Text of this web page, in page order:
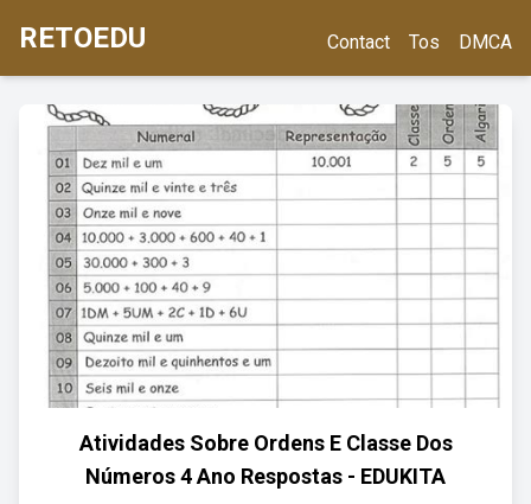
RETOEDU Contact Tos DMCA
Atividades Sobre Ordens E Classe Dos
Números 4 Ano Respostas - EDUKITA